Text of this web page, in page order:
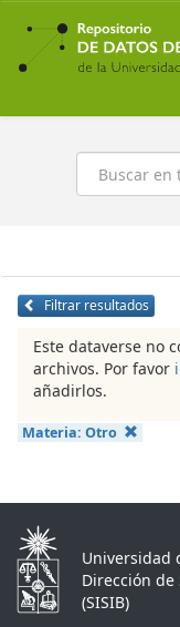
Ir
contenido
principal
Buscar
Filtrar resultados
Este dataverse no
archivos. Por favor
añadirlos.
Materia: Otro
Universidad
Dirección
(SISIB)